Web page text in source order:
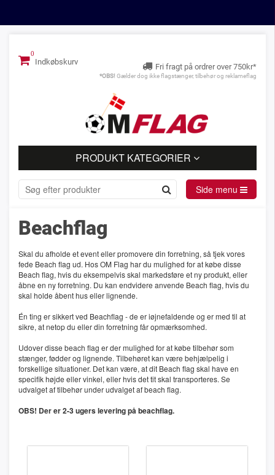
Indkøbskurv
Fri fragt på ordrer over 750kr*
*OBS! Gælder dog ikke flagstænger, tilbehør og reklameflag
PRODUKT KATEGORIER
Side menu
Beachflag
Skal du afholde et event eller promovere din forretning, så tjek vores
fede Beach flag ud. Hos OM Flag har du mulighed for at købe disse
Beach flag, hvis du eksempelvis skal markedsføre et ny produkt, eller
åbne en ny forretning. Du kan endvidere anvende Beach flag, hvis du
skal holde åbent hus eller lignende.
Én ting er sikkert ved Beachflag - de er iøjnefaldende og er med til at
sikre, at netop du eller din forretning får opmærksomhed.
Udover disse beach flag er der mulighed for at købe tilbehør som
stænger, fødder og lignende. Tilbehøret kan være behjælpelig i
forskellige situationer. Det kan være, at dit Beach flag skal have en
specifik højde eller vinkel, eller hvis det tit skal transporteres. Se
udvalget af tilbehør under udvalget af beach flag.
OBS! Der er 2-3 ugers levering på beachflag.